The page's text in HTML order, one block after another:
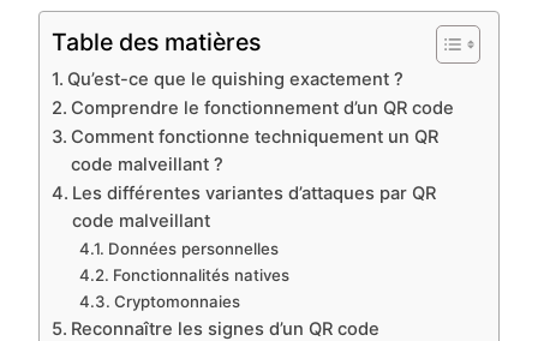
Table des matières
Qu’est-ce que le quishing exactement ?
Comprendre le fonctionnement d’un QR code
Comment fonctionne techniquement un QR
code malveillant ?
Les différentes variantes d’attaques par QR
code malveillant
Données personnelles
Fonctionnalités natives
Cryptomonnaies
Reconnaître les signes d’un QR code